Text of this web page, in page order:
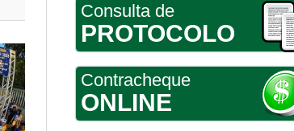
Consulta de
PROTOCOLO
Contracheque
ONLINE